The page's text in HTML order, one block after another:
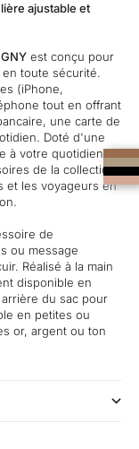
ajustable et
est conçu pour
toute sécurité.
(iPhone,
tout en offrant
une carte de
Doté d'une
à votre quotidien et
de la collection.
et les voyageurs en
de
ou message
Réalisé à la main
disponible en
du sac pour
en petites ou
or, argent ou ton